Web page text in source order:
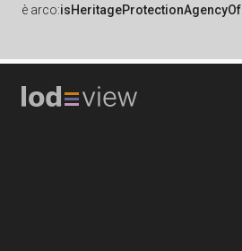
è arco:isHeritageProtectionAgencyOf